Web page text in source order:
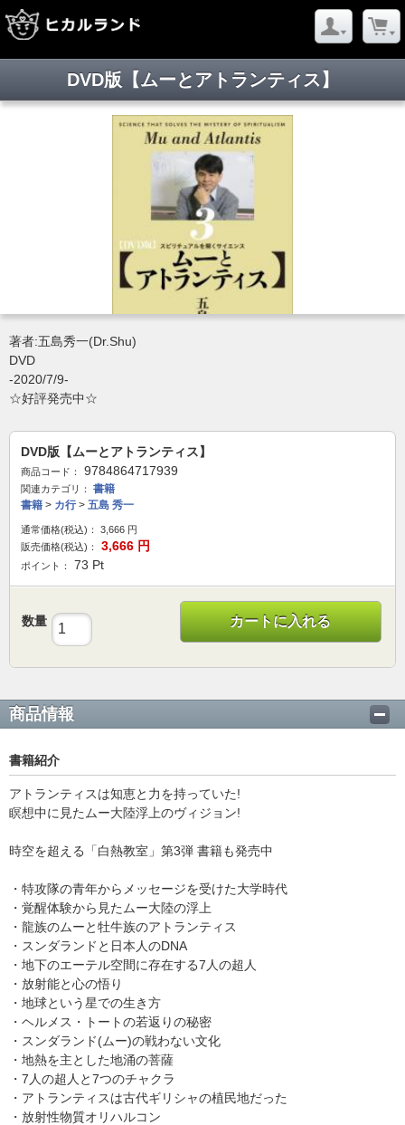
DVD版【ムーとアトランティス】
著者:五島秀一(Dr.Shu)
DVD
-2020/7/9-
☆好評発売中☆
DVD版【ムーとアトランティス】
商品コード： 9784864717939
関連カテゴリ：
書籍
書籍 > カ行> 五島 秀一
通常価格(税込)： 3,666 円
販売価格(税込)：
3,666 円
ポイント： 73 Pt
数量 カートに入れる
商品情報
書籍紹介
アトランティスは知恵と力を持っていた!
瞑想中に見たムー大陸浮上のヴィジョン!
時空を超える「白熱教室」第3弾 書籍も発売中
・特攻隊の青年からメッセージを受けた大学時代
・覚醒体験から見たムー大陸の浮上
・龍族のムーと牡牛族のアトランティス
・スンダランドと日本人のDNA
・地下のエーテル空間に存在する7人の超人
・放射能と心の悟り
・地球という星での生き方
・ヘルメス・トートの若返りの秘密
・スンダランド(ムー)の戦わない文化
・地熱を主とした地涌の菩薩
・7人の超人と7つのチャクラ
・アトランティスは古代ギリシャの植民地だった
・放射性物質オリハルコン